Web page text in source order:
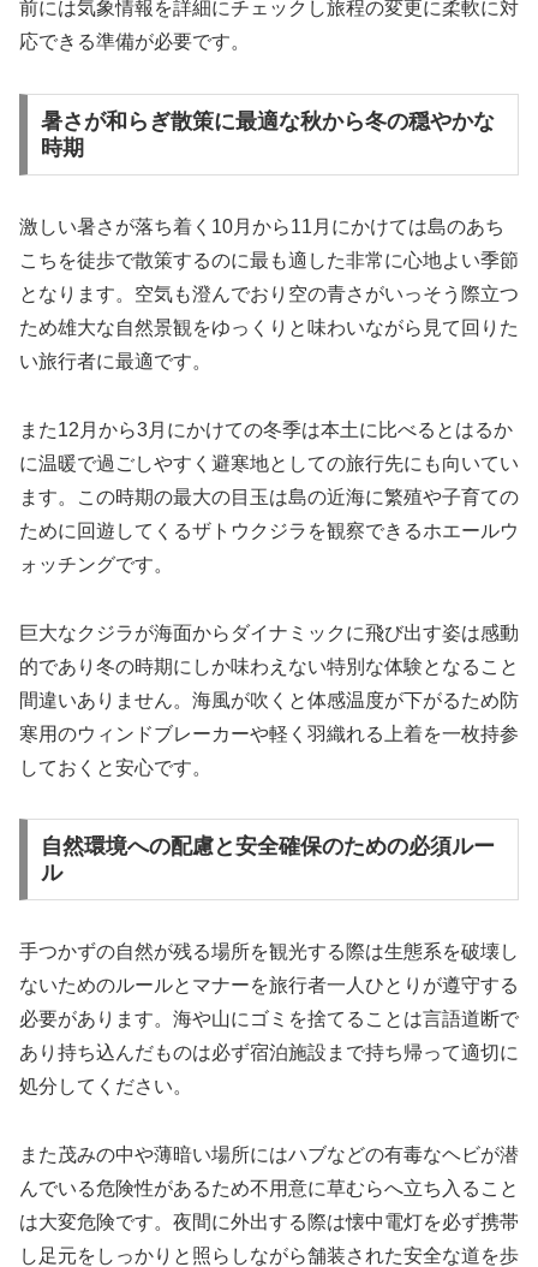
前には気象情報を詳細にチェックし旅程の変更に柔軟に対
応できる準備が必要です。
暑さが和らぎ散策に最適な秋から冬の穏やかな
時期
激しい暑さが落ち着く10月から11月にかけては島のあち
こちを徒歩で散策するのに最も適した非常に心地よい季節
となります。空気も澄んでおり空の青さがいっそう際立つ
ため雄大な自然景観をゆっくりと味わいながら見て回りた
い旅行者に最適です。
また12月から3月にかけての冬季は本土に比べるとはるか
に温暖で過ごしやすく避寒地としての旅行先にも向いてい
ます。この時期の最大の目玉は島の近海に繁殖や子育ての
ために回遊してくるザトウクジラを観察できるホエールウ
ォッチングです。
巨大なクジラが海面からダイナミックに飛び出す姿は感動
的であり冬の時期にしか味わえない特別な体験となること
間違いありません。海風が吹くと体感温度が下がるため防
寒用のウィンドブレーカーや軽く羽織れる上着を一枚持参
しておくと安心です。
自然環境への配慮と安全確保のための必須ルー
ル
手つかずの自然が残る場所を観光する際は生態系を破壊し
ないためのルールとマナーを旅行者一人ひとりが遵守する
必要があります。海や山にゴミを捨てることは言語道断で
あり持ち込んだものは必ず宿泊施設まで持ち帰って適切に
処分してください。
また茂みの中や薄暗い場所にはハブなどの有毒なヘビが潜
んでいる危険性があるため不用意に草むらへ立ち入ること
は大変危険です。夜間に外出する際は懐中電灯を必ず携帯
し足元をしっかりと照らしながら舗装された安全な道を歩